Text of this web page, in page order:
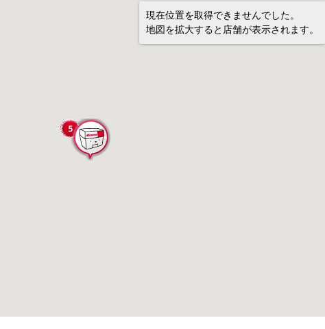
現在位置を取得できませんでした。
地図を拡大すると店舗が表示されます。